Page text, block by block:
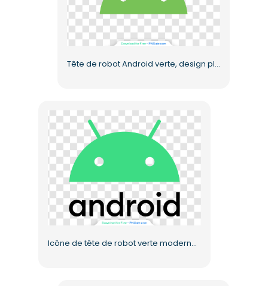
Tête de robot Android verte, design plat, PNG gratuit
Icône de tête de robot verte moderne pour Android (PNG gratuit)